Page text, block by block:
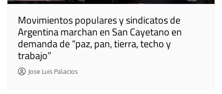
Movimientos populares y sindicatos de
Argentina marchan en San Cayetano en
demanda de “paz, pan, tierra, techo y
trabajo”
Jose Luis Palacios